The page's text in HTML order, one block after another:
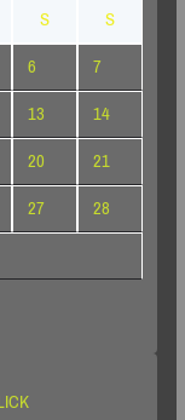
S
S
6
7
13
14
20
21
27
28